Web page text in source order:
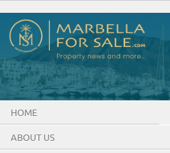
HOME
ABOUT US